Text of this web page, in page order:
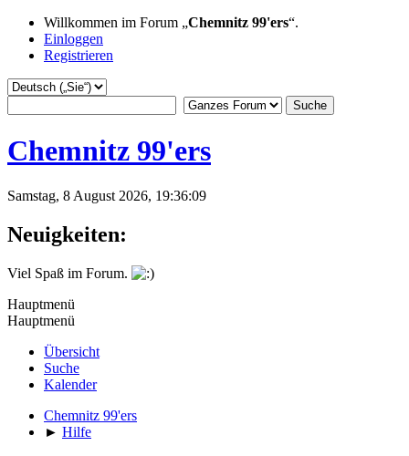
Willkommen im Forum „Chemnitz 99'ers“.
Einloggen
Registrieren
Chemnitz 99'ers
Samstag, 8 August 2026, 19:36:09
Neuigkeiten:
Viel Spaß im Forum.
Hauptmenü
Hauptmenü
Übersicht
Suche
Kalender
Chemnitz 99'ers
► Hilfe